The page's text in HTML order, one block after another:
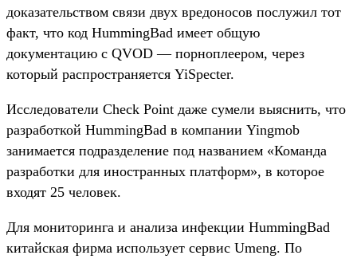
доказательством связи двух вредоносов послужил тот
факт, что код HummingBad имеет общую
документацию с QVOD — порноплеером, через
который распространяется YiSpecter.
Исследователи Check Point даже сумели выяснить, что
разработкой HummingBad в компании Yingmob
занимается подразделение под названием «Команда
разработки для иностранных платформ», в которое
входят 25 человек.
Для мониторинга и анализа инфекции HummingBad
китайская фирма использует сервис Umeng. По